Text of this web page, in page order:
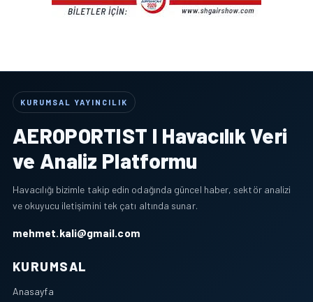
KURUMSAL YAYINCILIK
AEROPORTIST I Havacılık Veri
ve Analiz Platformu
Havacılığı bizimle takip edin odağında güncel haber, sektör analizi
ve okuyucu iletişimini tek çatı altında sunar.
mehmet.kali@gmail.com
KURUMSAL
Anasayfa